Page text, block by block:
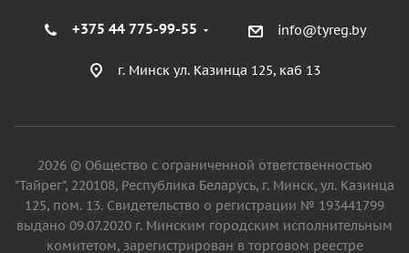
+375 44 775-99-55 info@tyreg.by
г. Минск ул. Казинца 125, каб 13
2026 © Общество с ограниченной ответственностью
"Тайрег", 220108, Республика Беларусь, г. Минск, ул. Казинца
125, пом. 13. Свидетельство о регистрации № 193441799
выдано 09.07.2020 г. Минским городским исполнительным
комитетом, зарегистрирован в торговом реестре